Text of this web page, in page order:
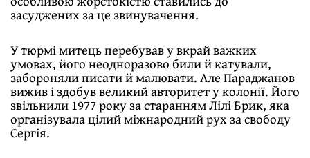
засуджених за це звинувачення.
У тюрмі митець перебував у вкрай важких
умовах, його неодноразово били й катували,
забороняли писати й малювати. Але Параджанов
вижив і здобув великий авторитет у колонії. Його
звільнили 1977 року за старанням Лілі Брик, яка
організувала цілий міжнародний рух за свободу
Сергія.